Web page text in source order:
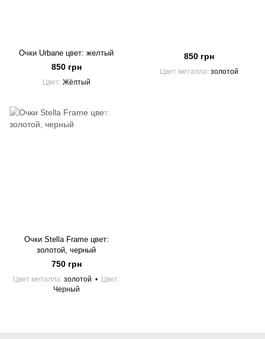
Очки Urbane цвет: желтый
850 грн
Цвет Жёлтый
850 грн
Цвет металла золотой
Очки Stella Frame цвет:
золотой, черный
750 грн
Цвет металла золотой
Цвет
Черный